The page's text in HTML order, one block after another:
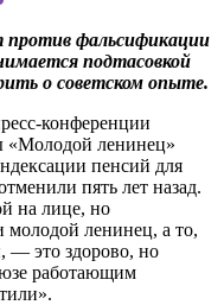
против фальсификации
подтасовкой
о советском опыте.
конференции
«Молодой ленинец»
пенсий для
пять лет назад.
на лице, но
молодой ленинец, а то,
— это здорово, но
работающим